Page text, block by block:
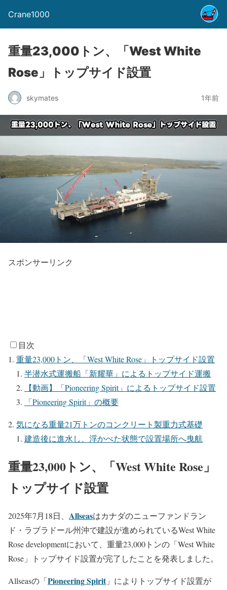
Crane1000
重量23,000トン、「West White
Rose」トップサイド設置
skymates 1年前
スポンサーリンク
目次
重量23,000トン、「West White Rose」トップサイド設置
半潜水式運搬船「新耀華」によるトップサイド運搬
【動画】「Pioneering Spirit」によるトップサイド設置
「Pioneering Spirit」の概要
気になる重量21万トンのコンクリート製重力式基礎
建造後に進水し、浮かべた状態で設置場所へ曳航
重量23,000トン、「West White Rose」
トップサイド設置
2025年7月18日、 Allseasはカナダのニューファンドラン
ド・ラブラドール州沖で建設が進められているWest White
Rose developmentにおいて、重量23,000トンの「West White
Rose」トップサイド設置が完了したことを発表しました。
Allseasの「Pioneering Spirit」によりトップサイド設置が